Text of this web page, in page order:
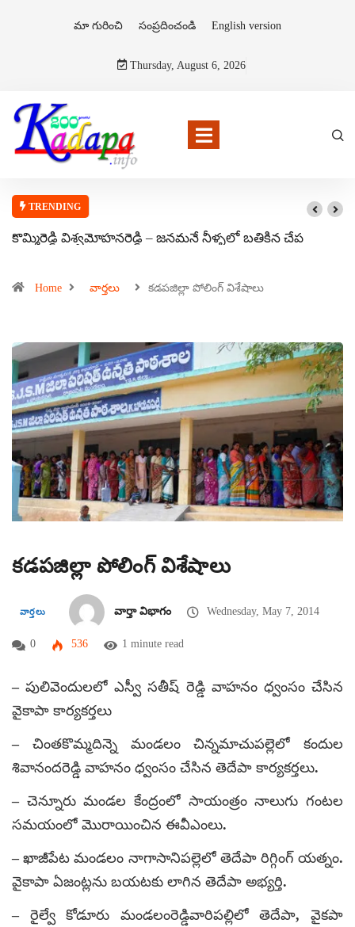
మా గురించి సంప్రదించండి English version
Thursday, August 6, 2026
TRENDING
కొమ్మిరెడ్డి విశ్వమోహనరెడ్డి – జనమనే నీళ్ళలో బతికిన చేప
Home వార్తలు కడపజిల్లా పోలింగ్ విశేషాలు
కడపజిల్లా పోలింగ్ విశేషాలు
వార్తలు వార్తా విభాగం Wednesday, May 7, 2014
0 536 1 minute read
– పులివెందులలో ఎస్వీ సతీష్ రెడ్డి వాహనం ధ్వంసం చేసిన
వైకాపా కార్యకర్తలు
– చింతకొమ్మదిన్నె మండలం చిన్నమాచుపల్లెలో కందుల
శివానందరెడ్డి వాహనం ధ్వంసం చేసిన తెదేపా కార్యకర్తలు.
– చెన్నూరు మండల కేంద్రంలో సాయంత్రం నాలుగు గంటల
సమయంలో మొరాయించిన ఈవీఎంలు.
– ఖాజీపేట మండలం నాగాసానిపల్లెలో తెదేపా రిగ్గింగ్ యత్నం.
వైకాపా ఏజంట్లను బయటకు లాగిన తెదేపా అభ్యర్తి.
– రైల్వే కోడూరు మండలంరెడ్డివారిపల్లిలో తెదేపా, వైకపా